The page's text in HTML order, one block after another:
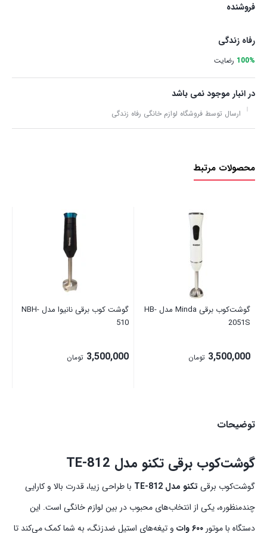
فروشنده
رفاه زندگی
100% رضایت
در انبار موجود نمی باشد
ارسال توسط فروشگاه لوازم خانگی رفاه زندگی
محصولات مرتبط
گوشت‌کوب برقی Minda مدل HB-
2051S
3,500,000 تومان
گوشت کوب برقی نانیوا مدل NBH-
510
3,500,000 تومان
توضیحات
گوشت‌کوب برقی تکنو مدل TE-812
گوشت‌کوب برقی تکنو مدل TE-812
با طراحی زیبا، قدرت بالا و کارایی
چندمنظوره، یکی از انتخاب‌های محبوب در بین لوازم خانگی است. این
دستگاه با موتور ۶۰۰ وات و تیغه‌های استیل ضدزنگ، به شما کمک می‌کند تا